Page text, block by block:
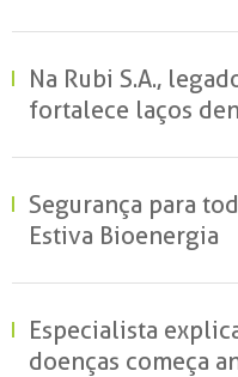
Na Rubi S.A.,
fortalece laços
Segurança para
Estiva Bioenergia
Especialista
doenças começa